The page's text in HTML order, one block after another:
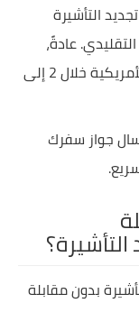
التأشيرة
عادةً،
يمكنك أن تتوقع تلقي إجابة من السفارة الأمريكية خلال 2 إلى
جواز سفرك
بدون مقابلة